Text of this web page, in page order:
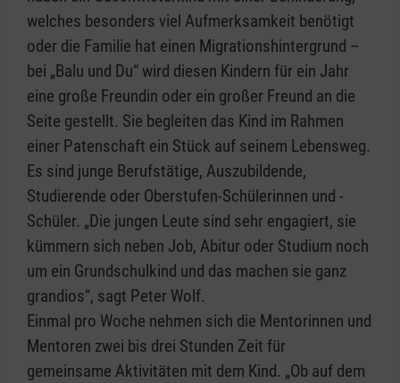
welches besonders viel Aufmerksamkeit benötigt
oder die Familie hat einen Migrationshintergrund –
bei „Balu und Du“ wird diesen Kindern für ein Jahr
eine große Freundin oder ein großer Freund an die
Seite gestellt. Sie begleiten das Kind im Rahmen
einer Patenschaft ein Stück auf seinem Lebensweg.
Es sind junge Berufstätige, Auszubildende,
Studierende oder Oberstufen-Schülerinnen und -
Schüler. „Die jungen Leute sind sehr engagiert, sie
kümmern sich neben Job, Abitur oder Studium noch
um ein Grundschulkind und das machen sie ganz
grandios“, sagt Peter Wolf.
Einmal pro Woche nehmen sich die Mentorinnen und
Mentoren zwei bis drei Stunden Zeit für
gemeinsame Aktivitäten mit dem Kind. „Ob auf dem